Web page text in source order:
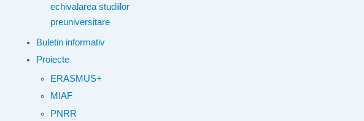
echivalarea studiilor
preuniversitare
Buletin informativ
Proiecte
ERASMUS+
MIAF
PNRR